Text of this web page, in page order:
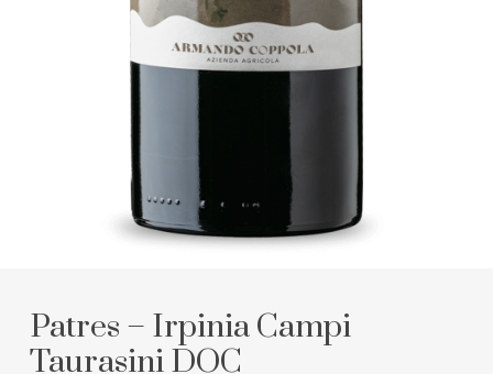
Patres – Irpinia Campi
Taurasini DOC